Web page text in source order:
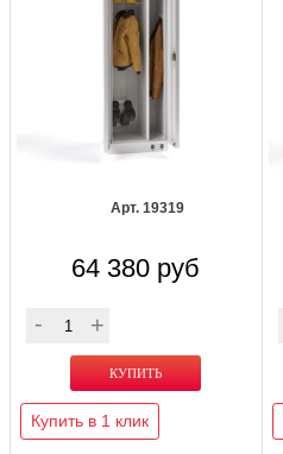
Арт. 19319
64 380 руб
Купить в 1 клик